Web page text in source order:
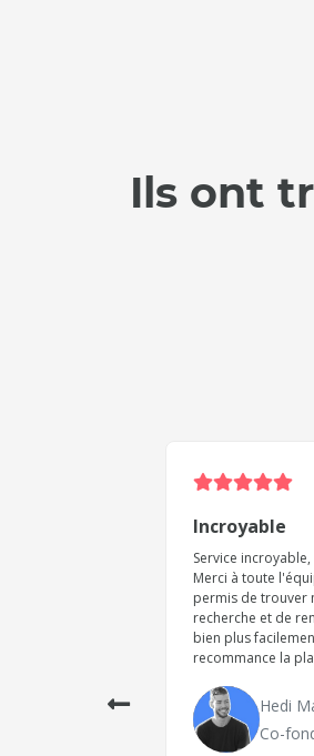
Ils ont
meme à dire
Incroyable
Service
Merci à toute
permis de trouver
recherche et de
bien plus
recommance la
Hedi
Co-